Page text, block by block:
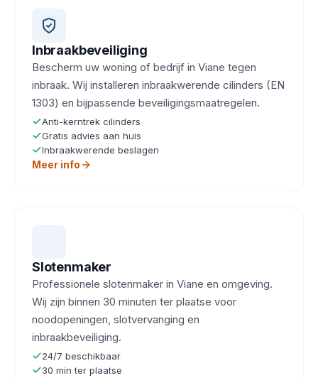
Inbraakbeveiliging
Bescherm uw woning of bedrijf in Viane tegen
inbraak. Wij installeren inbraakwerende cilinders (EN
1303) en bijpassende beveiligingsmaatregelen.
Anti-kerntrek cilinders
Gratis advies aan huis
Inbraakwerende beslagen
Meer info
Slotenmaker
Professionele slotenmaker in Viane en omgeving.
Wij zijn binnen 30 minuten ter plaatse voor
noodopeningen, slotvervanging en
inbraakbeveiliging.
24/7 beschikbaar
30 min ter plaatse